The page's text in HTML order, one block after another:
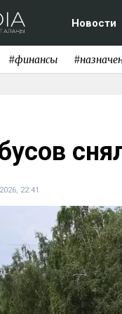
Новости
#финансы
22:41